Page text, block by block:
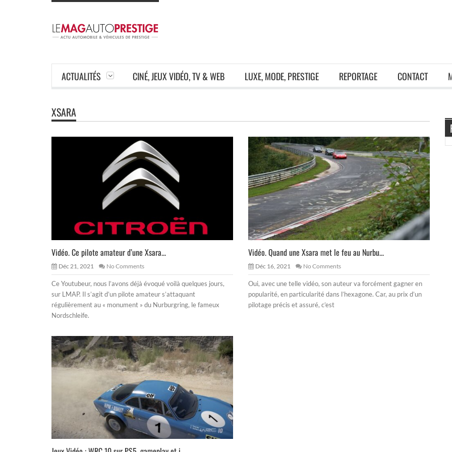
ACTUALITÉS CINÉ, JEUX VIDÉO, TV & WEB LUXE, MODE, PRESTIGE REPORTAGE CONTACT
XSARA
Vidéo. Ce pilote amateur d’une Xsara...
Déc 21, 2021 No Comments
Ce Youtubeur, nous l’avons déjà évoqué voilà quelques jours,
sur LMAP. Il s’agit d’un pilote amateur s’attaquant
régulièrement au « monument » du Nurburgring, le fameux
Nordschleife.
Vidéo. Quand une Xsara met le feu au Nurbu...
Déc 16, 2021 No Comments
Oui, avec une telle vidéo, son auteur va forcément gagner en
popularité, en particularité dans l’hexagone. Car, au prix d’un
pilotage précis et assuré, c’est